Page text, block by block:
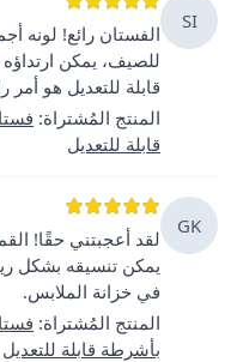
SI
الفستان رائع! لونه
للصيف، يمكن
قابلة للتعديل هو أمر
المنتج المُشتراة:
قابلة للتعديل
GK
لقد أعجبتني حقًا!
يمكن تنسيقه بشكل
في خزانة الملابس.
المنتج المُشتراة:
بأشرطة قابلة للتعديل